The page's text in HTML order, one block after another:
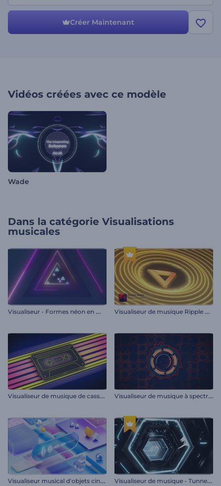
Créer Maintenant
Vidéos créées avec ce modèle
Wade
Dans la catégorie Visualisations
musicales
V
isualiseur - Formes néon en mouvement V
isualiseur de musique Ripple Beats
V
isualiseur de musique de cassette rétro V
isualiseur de musique à spectre audio plat
V
isualiseur musical d'objets cinétiques V
isualiseur de musique - Tunnel hexagonal